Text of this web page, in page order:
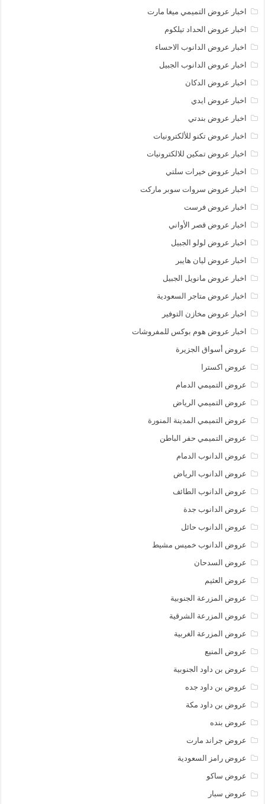
اخبار عروض التميمي ميغا مارت
اخبار عروض الحداد تيلكوم
اخبار عروض الدانوب الاحساء
اخبار عروض الدانوب الجبيل
اخبار عروض الدكان
اخبار عروض ايدي
اخبار عروض بندتي
اخبار عروض تكنو للألكترونيات
اخبار عروض تمكين للالكترونيات
اخبار عروض خيرات سلتي
اخبار عروض سروات سوبر ماركت
اخبار عروض فرست
اخبار عروض قصر الأواني
اخبار عروض لولو الجبيل
اخبار عروض ليان هايبر
اخبار عروض مانويل الجبيل
اخبار عروض متاجر السعودية
اخبار عروض مخازن التوفير
اخبار عروض هوم بوكس للمفروشات
عروض أسواق الجزيرة
عروض اكسترا
عروض التميمي الدمام
عروض التميمي الرياض
عروض التميمي المدينة المنورة
عروض التميمي حفر الباطن
عروض الدانوب الدمام
عروض الدانوب الرياض
عروض الدانوب الطائف
عروض الدانوب جدة
عروض الدانوب حائل
عروض الدانوب خميس مشيط
عروض السدحان
عروض العثيم
عروض المزرعة الجنوبية
عروض المزرعة الشرقية
عروض المزرعة الغربية
عروض المنيع
عروض بن داود الجنوبية
عروض بن داود جده
عروض بن داود مكة
عروض بنده
عروض جراند مارت
عروض رامز السعودية
عروض ساكو
عروض سبار